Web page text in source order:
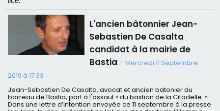
L'ancien bâtonnier Jean-
Sebastien De Casalta
candidat à la mairie de
Bastia- Mercredi 11 Septembre
2019 à 17:33
Jean-Sebastien De Casalta, avocat et ancien batonier du
barreau de Bastia, part à l'assaut « du bastion de la Citadelle. »
Dans une lettre d’intention envoyée ce 11 septembre à la presse